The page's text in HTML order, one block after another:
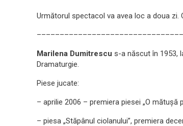
Următorul spectacol va avea loc a doua zi.
Marilena Dumitrescu s-a născut în 1953,
Dramaturgie.
Piese jucate:
– aprilie 2006 – premiera piesei „O mătuşă
– piesa „Stăpânul ciolanului”, premiera